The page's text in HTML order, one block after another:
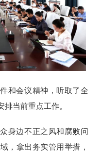
和会议精神，听取了全
当前重点工作。
身边不正之风和腐败问
，拿出务实管用举措，